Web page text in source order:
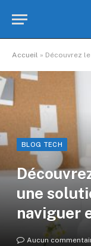
Accueil » Découvrez le
BLOG TECH
une
naviguer
Aucun